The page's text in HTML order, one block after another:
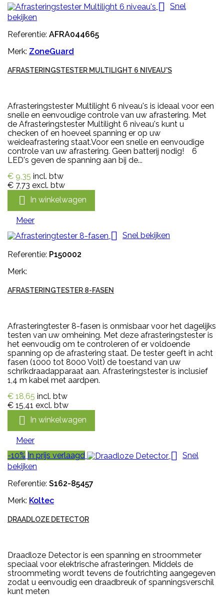

Snel
bekijken
Referentie: AFRA044665
Merk: ZoneGuard
AFRASTERINGSTESTER MULTILIGHT 6 NIVEAU'S
Afrasteringstester Multilight 6 niveau's is ideaal voor een
snelle en eenvoudige controle van uw afrastering. Met
de Afrasteringstester Multilight 6 niveau's kunt u
checken of en hoeveel spanning er op uw
weideafrastering staat.Voor een snelle en eenvoudige
controle van uw afrastering. Geen batterij nodig! 6
LED's geven de spanning aan bij de...
€ 9,35 incl. btw
€ 7,73 excl. btw
 In winkelwagen
Meer

Snel bekijken
Referentie: P150002
Merk:
AFRASTERINGTESTER 8-FASEN
Afrasteringtester 8-fasen is onmisbaar voor het dagelijks
testen van uw omheining. Met deze afrasteringstester is
het eenvoudig om te controleren of er voldoende
spanning op de afrastering staat. De tester geeft in acht
fasen (1000 tot 8000 Volt) de toestand van uw
schrikdraadapparaat aan. Afrasteringstester is inclusief
1,4 m kabel met aardpen.
€ 18,65 incl. btw
€ 15,41 excl. btw
 In winkelwagen
Meer
-10% In prijs verlaagd 
Snel
bekijken
Referentie: S162-85457
Merk: Koltec
DRAADLOZE DETECTOR
Draadloze Detector is een spanning en stroommeter
speciaal voor elektrische afrasteringen. Middels de
stroommeting wordt tevens de foutrichting aangegeven
zodat u eenvoudig een draadbreuk of spanningsverschil
kunt meten